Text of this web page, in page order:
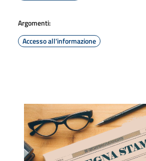
Argomenti:
Accesso all'informazione